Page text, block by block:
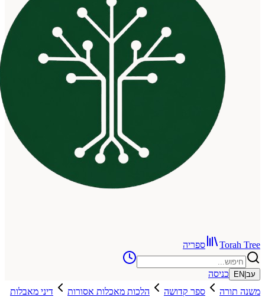
ספריה
כניסה
ספר קדושה הלכות מאכלות אסורות
דיני מאבלות